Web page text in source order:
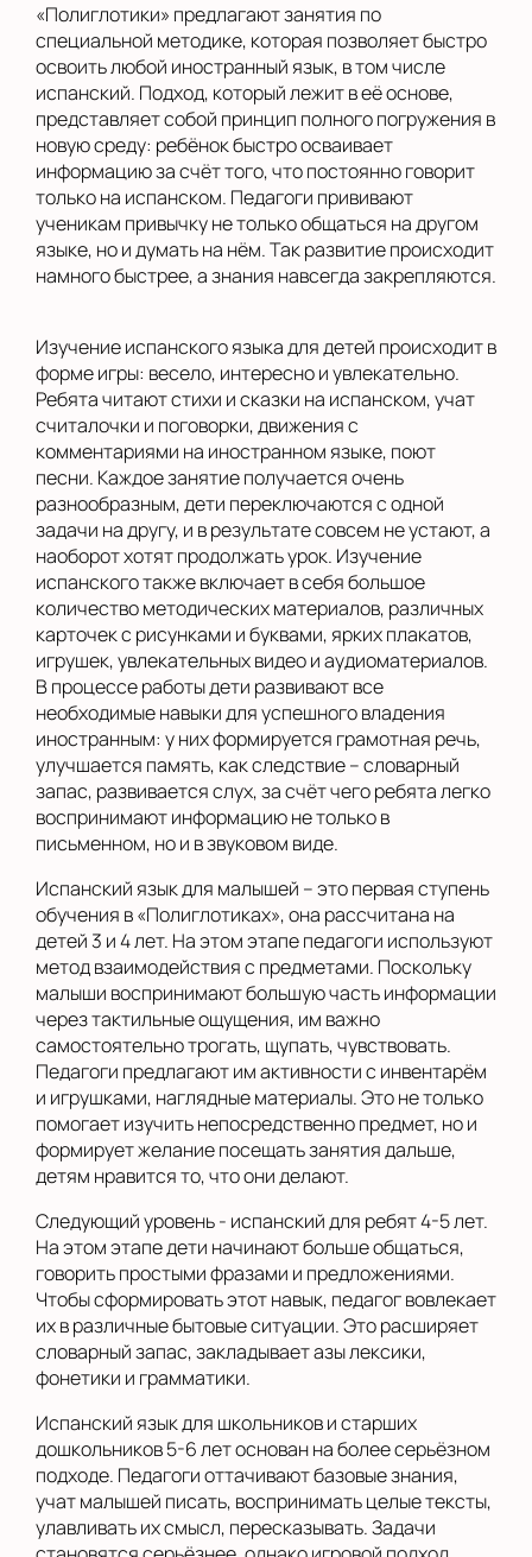
«Полиглотики» предлагают занятия по
специальной методике, которая позволяет быстро
освоить любой иностранный язык, в том числе
испанский. Подход, который лежит в её основе,
представляет собой принцип полного погружения в
новую среду: ребёнок быстро осваивает
информацию за счёт того, что постоянно говорит
только на испанском. Педагоги прививают
ученикам привычку не только общаться на другом
языке, но и думать на нём. Так развитие происходит
намного быстрее, а знания навсегда закрепляются.
Изучение испанского языка для детей происходит в
форме игры: весело, интересно и увлекательно.
Ребята читают стихи и сказки на испанском, учат
считалочки и поговорки, движения с
комментариями на иностранном языке, поют
песни. Каждое занятие получается очень
разнообразным, дети переключаются с одной
задачи на другу, и в результате совсем не устают, а
наоборот хотят продолжать урок. Изучение
испанского также включает в себя большое
количество методических материалов, различных
карточек с рисунками и буквами, ярких плакатов,
игрушек, увлекательных видео и аудиоматериалов.
В процессе работы дети развивают все
необходимые навыки для успешного владения
иностранным: у них формируется грамотная речь,
улучшается память, как следствие – словарный
запас, развивается слух, за счёт чего ребята легко
воспринимают информацию не только в
письменном, но и в звуковом виде.
Испанский язык для малышей – это первая ступень
обучения в «Полиглотиках», она рассчитана на
детей 3 и 4 лет. На этом этапе педагоги используют
метод взаимодействия с предметами. Поскольку
малыши воспринимают большую часть информации
через тактильные ощущения, им важно
самостоятельно трогать, щупать, чувствовать.
Педагоги предлагают им активности с инвентарём
и игрушками, наглядные материалы. Это не только
помогает изучить непосредственно предмет, но и
формирует желание посещать занятия дальше,
детям нравится то, что они делают.
Следующий уровень - испанский для ребят 4-5 лет.
На этом этапе дети начинают больше общаться,
говорить простыми фразами и предложениями.
Чтобы сформировать этот навык, педагог вовлекает
их в различные бытовые ситуации. Это расширяет
словарный запас, закладывает азы лексики,
фонетики и грамматики.
Испанский язык для школьников и старших
дошкольников 5-6 лет основан на более серьёзном
подходе. Педагоги оттачивают базовые знания,
учат малышей писать, воспринимать целые тексты,
улавливать их смысл, пересказывать. Задачи